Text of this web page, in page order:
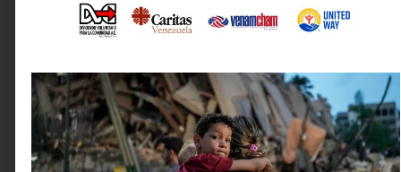
garantizar una cobertura efectiva a largo plazo y
enfrentar imprevistos de forma práctica y rápida sin
Aunque la prioridad de muchos padres es asegurar a
sus hijos, Guillén subraya la importancia debuscar
productos que puedan amparar a todo el grupo
familiar,posiblemente en distintos niveles de
cobertura, para garantizar una protección integral.